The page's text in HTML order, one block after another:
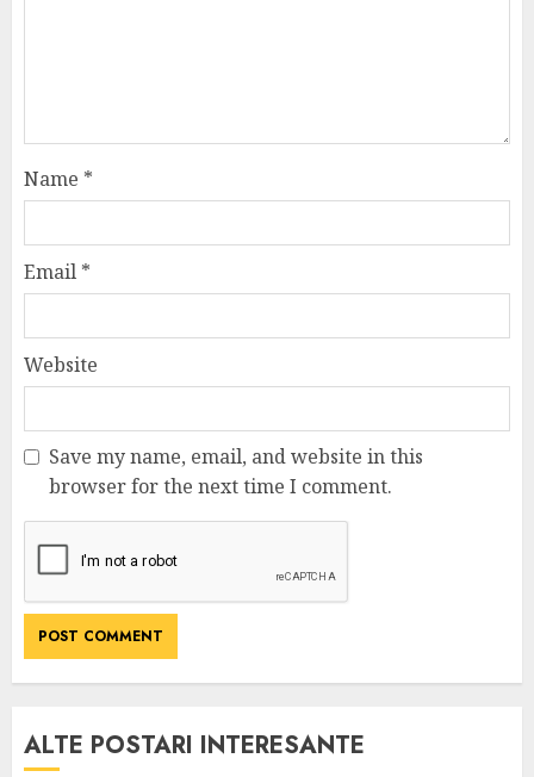
Name *
Email *
Website
Save my name, email, and website in this
browser for the next time I comment.
ALTE POSTARI INTERESANTE